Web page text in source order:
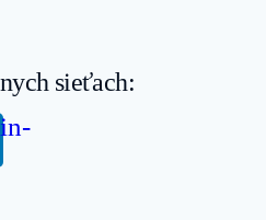
sieťach: